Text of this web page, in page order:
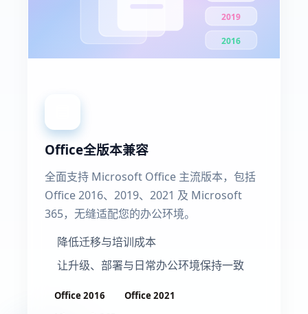
2019
2016
Office全版本兼容
全面支持 Microsoft Office 主流版本，包括
Office 2016、2019、2021 及 Microsoft
365，无缝适配您的办公环境。
降低迁移与培训成本
让升级、部署与日常办公环境保持一致
Office 2016
Office 2021